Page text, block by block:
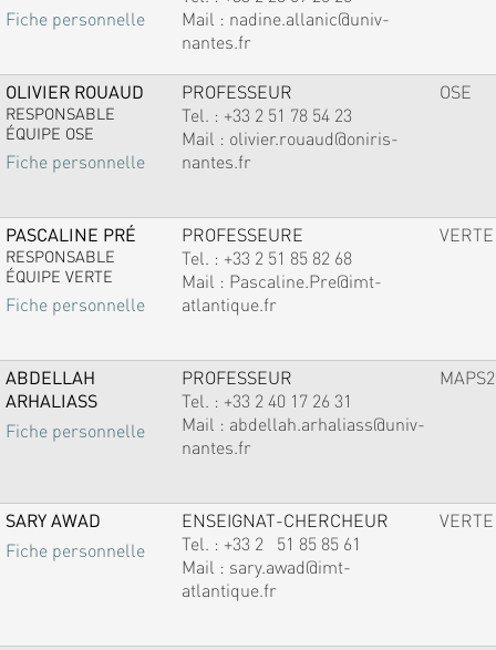
Fiche personnelle
Mail : nadine.allanic@univ-
nantes.fr
OLIVIER ROUAUD
RESPONSABLE
ÉQUIPE OSE
Fiche personnelle
PROFESSEUR
Tel. : +33 2 51 78 54 23
Mail : olivier.rouaud@oniris-
nantes.fr
OSE
PASCALINE PRÉ
RESPONSABLE
ÉQUIPE VERTE
Fiche personnelle
PROFESSEURE
Tel. : +33 2 51 85 82 68
Mail : Pascaline.Pre@imt-
atlantique.fr
VERTE
ABDELLAH
ARHALIASS
Fiche personnelle
PROFESSEUR
Tel. : +33 2 40 17 26 31
Mail : abdellah.arhaliass@univ-
nantes.fr
MAPS2
SARY AWAD
Fiche personnelle
ENSEIGNAT-CHERCHEUR
Tel. : +33 2 51 85 85 61
Mail : sary.awad@imt-
atlantique.fr
VERTE